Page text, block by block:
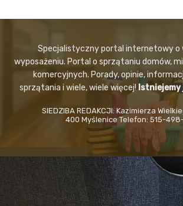
Specjalistyczny portal internetowy o
wyposażeniu. Portal o sprzątaniu domów,
komercyjnych. Porady, opinie,
sprzątania i wiele, wiele więcej!Istniejemy
SIEDZIBA REDAKCJI: Kazimierza
400 Myślenice Telefon: 515-